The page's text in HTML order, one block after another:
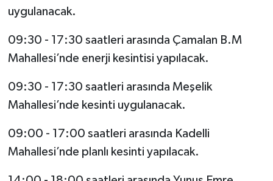
uygulanacak.
09:30 - 17:30 saatleri arasında Çamalan B.M
Mahallesi’nde enerji kesintisi yapılacak.
09:30 - 17:30 saatleri arasında Meşelik
Mahallesi’nde kesinti uygulanacak.
09:00 - 17:00 saatleri arasında Kadelli
Mahallesi’nde planlı kesinti yapılacak.